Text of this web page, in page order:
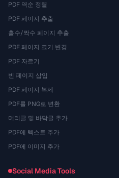
PDF 역순 정렬
PDF 페이지 추출
홀수/짝수 페이지 추출
PDF 페이지 크기 변경
PDF 자르기
빈 페이지 삽입
PDF 페이지 복제
PDF를 PNG로 변환
머리글 및 바닥글 추가
PDF에 텍스트 추가
PDF에 이미지 추가
Social Media Tools